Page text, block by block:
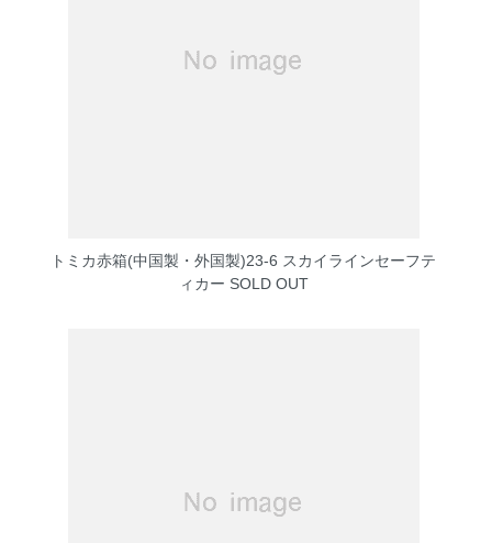
トミカ赤箱(中国製・外国製)23-6 スカイラインセーフテ
ィカー SOLD OUT